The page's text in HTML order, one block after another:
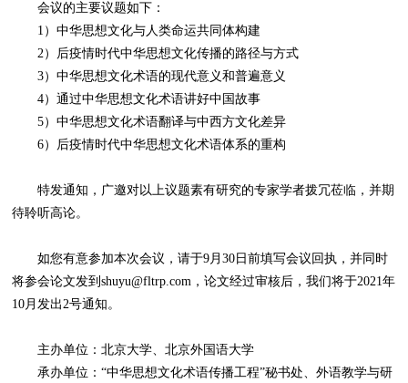
会议的主要议题如下：
1）中华思想文化与人类命运共同体构建
2）后疫情时代中华思想文化传播的路径与方式
3）中华思想文化术语的现代意义和普遍意义
4）通过中华思想文化术语讲好中国故事
5）中华思想文化术语翻译与中西方文化差异
6）后疫情时代中华思想文化术语体系的重构
特发通知，广邀对以上议题素有研究的专家学者拨冗莅临，并期
待聆听高论。
如您有意参加本次会议，请于9月30日前填写会议回执，并同时
将参会论文发到shuyu@fltrp.com，论文经过审核后，我们将于2021年
10月发出2号通知。
主办单位：北京大学、北京外国语大学
承办单位：“中华思想文化术语传播工程”秘书处、外语教学与研